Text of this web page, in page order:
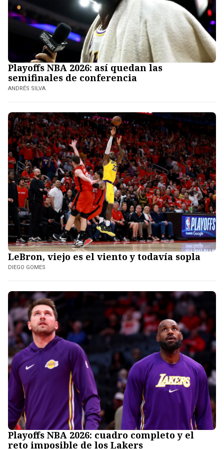
Playoffs NBA 2026: así quedan las
semifinales de conferencia
ANDRÉS SILVA
LeBron, viejo es el viento y todavía sopla
DIEGO GOMES
Playoffs NBA 2026: cuadro completo y el
reto imposible de los Lakers